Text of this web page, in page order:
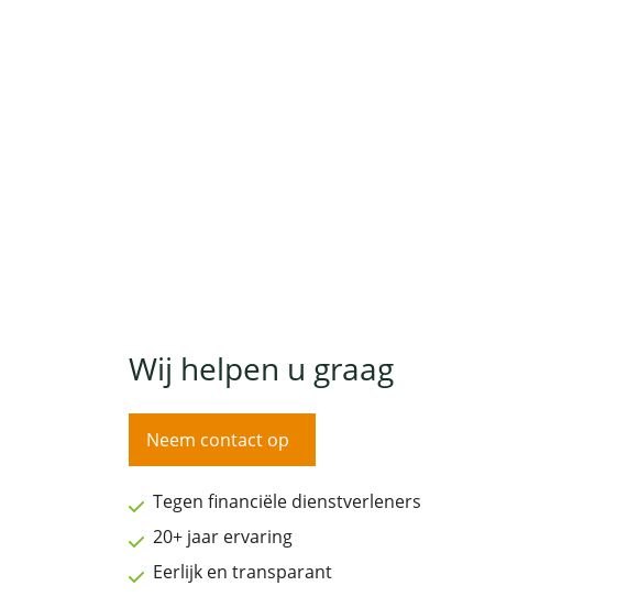
Wij helpen u graag
Neem contact op
Tegen financiële dienstverleners
20+ jaar ervaring
Eerlijk en transparant